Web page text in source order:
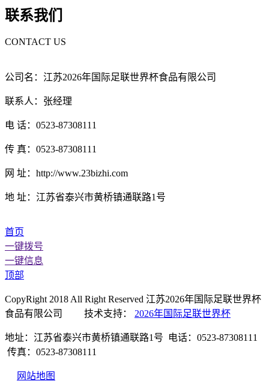
联系我们
CONTACT US
公司名：江苏2026年国际足联世界杯食品有限公司
联系人：张经理
电 话：0523-87308111
传 真：0523-87308111
网 址：http://www.23bizhi.com
地 址：江苏省泰兴市黄桥镇通联路1号
首页
一键拨号
一键信息
顶部
CopyRight 2018 All Right Reserved 江苏2026年国际足联世界杯
食品有限公司 技术支持： 2026年国际足联世界杯
地址：江苏省泰兴市黄桥镇通联路1号 电话：0523-87308111
传真：0523-87308111
网站地图